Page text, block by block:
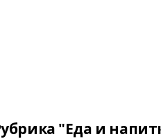
"Еда и